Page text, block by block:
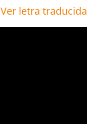
Ver letra traducida